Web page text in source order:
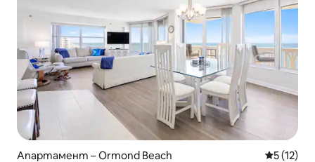
Апартамент – Ormond Beach Средна
5 (12)